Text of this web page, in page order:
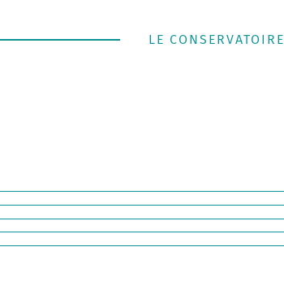
LE CONSERVATOIRE